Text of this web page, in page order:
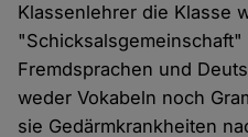
Klassenlehrer die Klasse
Fremdsprachen und
weder Vokabeln noch
sie Gedärmkrankheiten